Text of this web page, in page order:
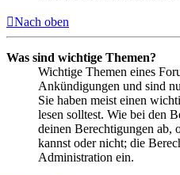
Nach oben
Was sind wichtige Themen?
Wichtige Themen eines
Ankündigungen und sind
Sie haben meist einen
lesen solltest. Wie bei den
deinen Berechtigungen ab,
kannst oder nicht; die
Administration ein.